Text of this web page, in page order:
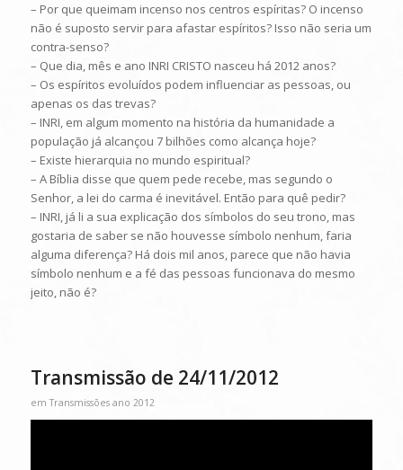
– Por que queimam incenso nos centros espíritas? O incenso
não é suposto servir para afastar espíritos? Isso não seria um
contra-senso?
– Que dia, mês e ano INRI CRISTO nasceu há 2012 anos?
– Os espíritos evoluídos podem influenciar as pessoas, ou
apenas os das trevas?
– INRI, em algum momento na história da humanidade a
população já alcançou 7 bilhões como alcança hoje?
– Existe hierarquia no mundo espiritual?
– A Bíblia disse que quem pede recebe, mas segundo o
Senhor, a lei do carma é inevitável. Então para quê pedir?
– INRI, já li a sua explicação dos símbolos do seu trono, mas
gostaria de saber se não houvesse símbolo nenhum, faria
alguma diferença? Há dois mil anos, parece que não havia
símbolo nenhum e a fé das pessoas funcionava do mesmo
jeito, não é?
Transmissão de 24/11/2012
emTransmissões ano 2012